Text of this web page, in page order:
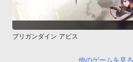
ブリガンダイン アビス
他のゲームを見る